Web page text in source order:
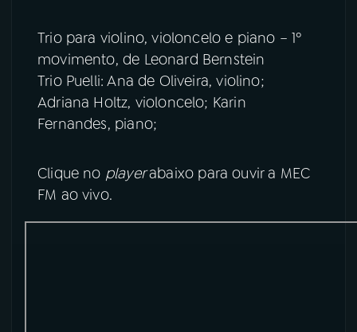
Trio para violino, violoncelo e piano – 1º
movimento, de Leonard Bernstein
Trio Puelli: Ana de Oliveira, violino;
Adriana Holtz, violoncelo; Karin
Fernandes, piano;
Clique no playerabaixo para ouvir a MEC
FM ao vivo.